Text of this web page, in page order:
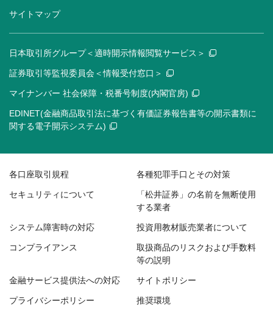
サイトマップ
日本取引所グループ＜適時開示情報閲覧サービス＞
証券取引等監視委員会＜情報受付窓口＞
マイナンバー 社会保障・税番号制度(内閣官房)
EDINET(金融商品取引法に基づく有価証券報告書等の開示書類に
関する電子開示システム)
各口座取引規程 各種犯罪手口とその対策
セキュリティについて
「松井証券」の名前を無断使用
する業者
システム障害時の対応 投資用教材販売業者について
コンプライアンス
取扱商品のリスクおよび手数料
等の説明
金融サービス提供法への対応 サイトポリシー
プライバシーポリシー 推奨環境